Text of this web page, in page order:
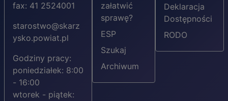
fax: 41 2524001
starostwo@skarz
ysko.powiat.pl
Godziny pracy:
poniedziałek: 8:00
- 16:00
wtorek - piątek:
załatwić
sprawę?
ESP
Szukaj
Archiwum
Deklaracja
Dostępności
RODO